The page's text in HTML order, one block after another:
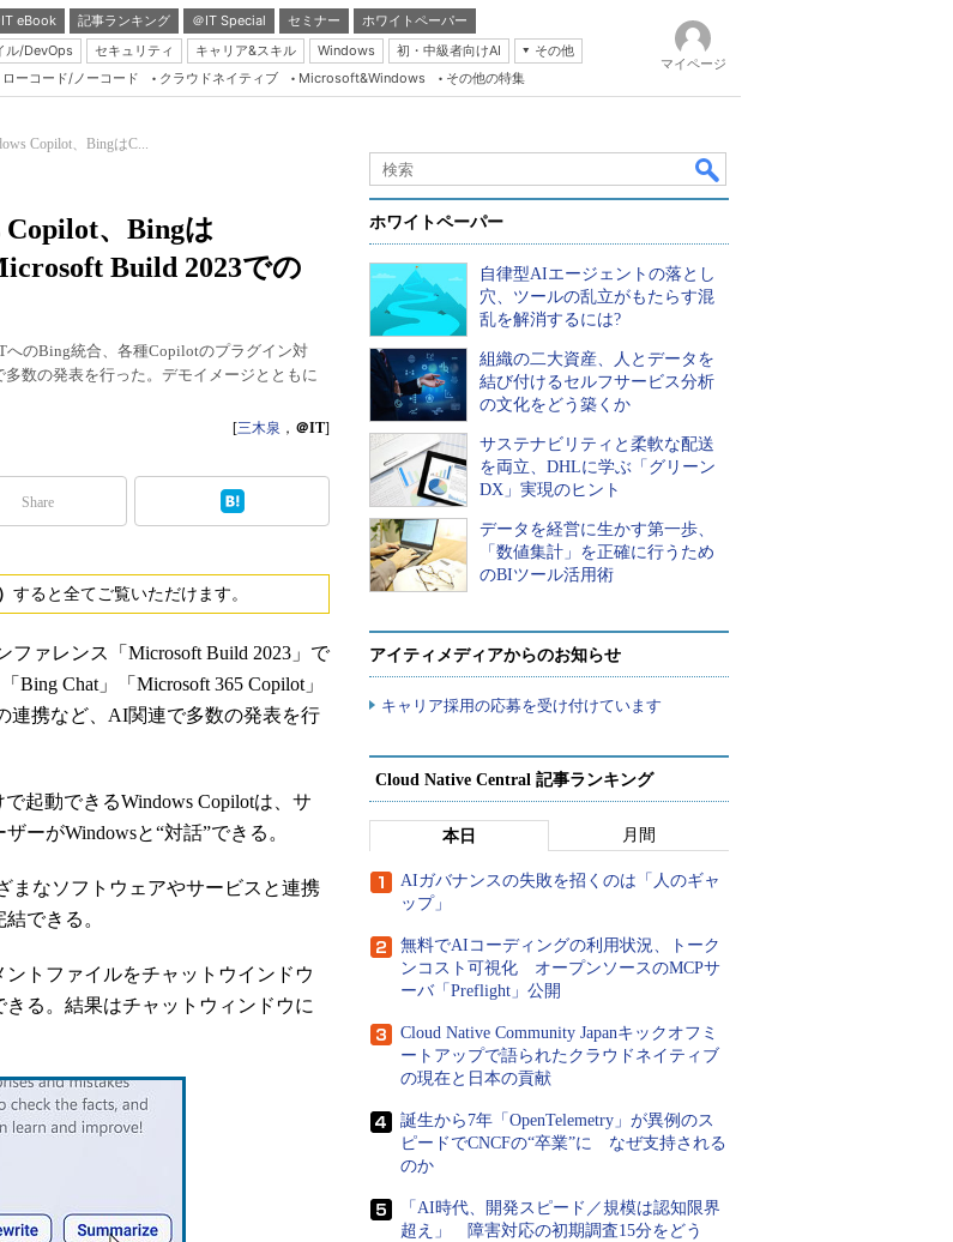
eBook 記事ランキング ＠IT Special セミナー
ホワイトペーパー
ル/DevOps セキュリティ キャリア&スキル Windows 初・中級者向けAI
その他
Server & Storage
Database Expert
Master of IP Network
Security & Trust
Test & Tools
Insider.NET
ローコード/ノーコード クラウドネイティブ Microsoft&Windows その他の特集
マイページ
Copilot、BingはC...
、Bingは
Build 2023での
へのBing統合、各種Copilotのプラグイン対
数の発表を行った。デモイメージとともに
[三木泉 ， ＠IT]
Share
すると全てご覧いただけます。
ァレンス「Microsoft Build 2023」で
Chat」「Microsoft 365 Copilot」
連携など、AI関連で多数の発表を行
起動できるWindows Copilotは、サ
ーがWindowsと“対話”できる。
なソフトウェアやサービスと連携
できる。
トファイルをチャットウインドウ
る。結果はチャットウィンドウに
ホワイトペーパー
自律型AIエージェントの落とし
穴、ツールの乱立がもたらす混
乱を解消するには?
組織の二大資産、人とデータを
結び付けるセルフサービス分析
の文化をどう築くか
サステナビリティと柔軟な配送
を両立、DHLに学ぶ「グリーン
DX」実現のヒント
データを経営に生かす第一歩、
「数値集計」を正確に行うため
のBIツール活用術
アイティメディアからのお知らせ
キャリア採用の応募を受け付けています
Cloud Native Central 記事ランキング
本日 月間
AIガバナンスの失敗を招くのは「人のギャ
ップ」
無料でAIコーディングの利用状況、トーク
ンコスト可視化 オープンソースのMCPサ
ーバ「Preflight」公開
Cloud Native Community Japanキックオフミ
ートアップで語られたクラウドネイティブ
の現在と日本の貢献
誕生から7年「OpenTelemetry」が異例のス
ピードでCNCFの“卒業”に なぜ支持される
のか
「AI時代、開発スピード／規模は認知限界
超え」 障害対応の初期調査15分をどう